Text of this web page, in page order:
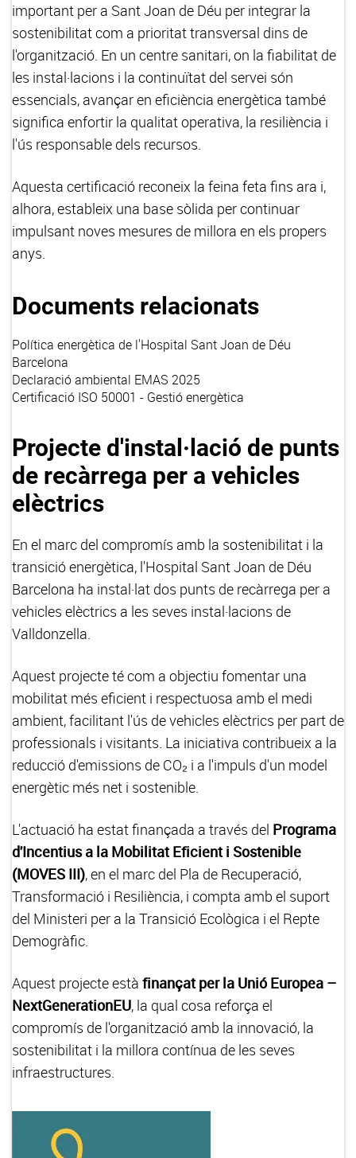
important per a Sant Joan de Déu per integrar la
sostenibilitat com a prioritat transversal dins de
l'organització. En un centre sanitari, on la fiabilitat de
les instal·lacions i la continuïtat del servei són
essencials, avançar en eficiència energètica també
significa enfortir la qualitat operativa, la resiliència i
l'ús responsable dels recursos.
Aquesta certificació reconeix la feina feta fins ara i,
alhora, estableix una base sòlida per continuar
impulsant noves mesures de millora en els propers
anys.
Documents relacionats
Política energètica de l'Hospital Sant Joan de Déu
Barcelona
Declaració ambiental EMAS 2025
Certificació ISO 50001 - Gestió energètica
Projecte d'instal·lació de punts
de recàrrega per a vehicles
elèctrics
En el marc del compromís amb la sostenibilitat i la
transició energètica, l'Hospital Sant Joan de Déu
Barcelona ha instal·lat dos punts de recàrrega per a
vehicles elèctrics a les seves instal·lacions de
Valldonzella.
Aquest projecte té com a objectiu fomentar una
mobilitat més eficient i respectuosa amb el medi
ambient, facilitant l'ús de vehicles elèctrics per part de
professionals i visitants. La iniciativa contribueix a la
reducció d'emissions de CO₂ i a l'impuls d'un model
energètic més net i sostenible.
L'actuació ha estat finançada a través del Programa
d'Incentius a la Mobilitat Eficient i Sostenible
(MOVES III), en el marc del Pla de Recuperació,
Transformació i Resiliència, i compta amb el suport
del Ministeri per a la Transició Ecològica i el Repte
Demogràfic.
Aquest projecte està finançat per la Unió Europea –
NextGenerationEU, la qual cosa reforça el
compromís de l'organització amb la innovació, la
sostenibilitat i la millora contínua de les seves
infraestructures.